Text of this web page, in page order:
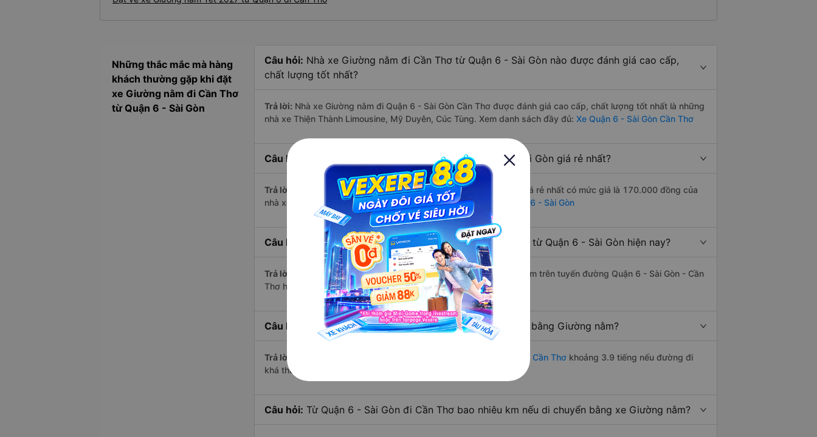
Những thắc mắc mà hàng
khách thường gặp khi đặt
xe Giường nằm đi Cần Thơ
từ Quận 6 - Sài Gòn
Câu hỏi: Nhà xe Giường nằm đi Cần Thơ từ Quận 6 - Sài Gòn nào được đánh giá cao cấp,
chất lượng tốt nhất?
Trả lời: Nhà xe Giường nằm đi Quận 6 - Sài Gòn Cần Thơ được đánh giá cao cấp, chất lượng tốt nhất là những
nhà xe Thiện Thành Limousine, Mỹ Duyên, Cúc Tùng. Xem danh sách đầy đủ: Xe Quận 6 - Sài Gòn Cần Thơ
Câu hỏi: Hãng Xe Giường nằm đi Cần Thơ từ Quận 6 - Sài Gòn giá rẻ nhất?
Trả lời:
Hãng xe Giường nằm đi Cần Thơ từ Quận 6 - Sài Gòn có giá rẻ nhất có mức giá là 170.000 đồng của
nhà xe Mỹ Duyên. Xem danh sách đầy đủ:Xe đi Cần Thơ từ Quận 6 - Sài Gòn
Câu hỏi: Có bao nhiêu nhà xe có Giường nằm đi Cần Thơ từ Quận 6 - Sài Gòn hiện nay?
Trả lời:
Tính tới thời điểm hiện nay thì có 4 nhà xe có xe Giường nằm trên tuyến đường Quận 6 - Sài Gòn - Cần
Thơ hiện nay
Câu hỏi: Từ Quận 6 - Sài Gòn đi Cần Thơ bao nhiêu tiếng bằng Giường nằm?
Trả lời: xe Giường nằm Quận 6 - Sài Gòn Cần Thơ khoảng 3.9 tiếng nếu đường đi
khá thuận lợi
Câu hỏi: Từ Quận 6 - Sài Gòn đi Cần Thơ bao nhiêu km nếu di chuyển bằng xe Giường nằm?